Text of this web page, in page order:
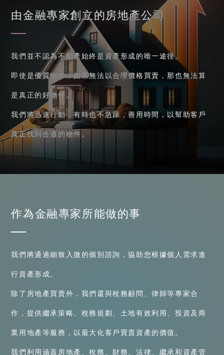
由金融專家創立的房地產公司
我們並不認為不動產始終是資產形成的唯一途徑。
即使是優質物件，如果無法以合理價格買賣，那也無法算
是真正的好物件。
我們將迅速行動，有時也不急躁，善用時間，以幫助客戶
真正找到合適的物件。
作為金融專家所能做的事
我們將通過細致入微的個別諮詢，協助您根據個人需求進
行資產形成。
除了房地產買賣外，我們還與稅務顧問、律師等專家合
作，提供繼承策略、稅務規劃、土地有效利用、投資及商
業用地產等服務，以最大化客戶寶貴資產的價值。
我們利用涵蓋房地產、稅務、財務、法律、繼承和資產管